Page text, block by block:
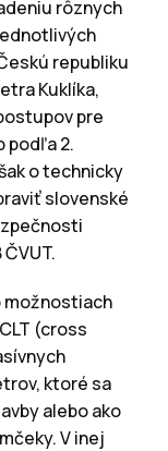
rôznych
republiku
Kuklíka,
pre
podľa 2.
o technicky
slovenské
možnostiach
(cross
ktoré sa
alebo ako
V inej